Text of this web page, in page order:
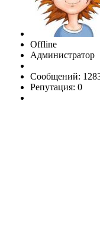
Offline
Администратор
Сообщений:
Репутация: 0